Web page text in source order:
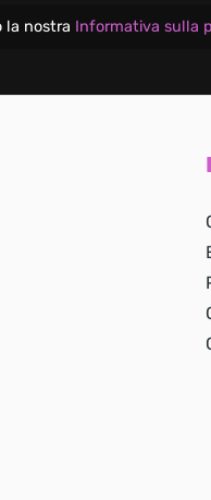
la nostra Informativa sulla